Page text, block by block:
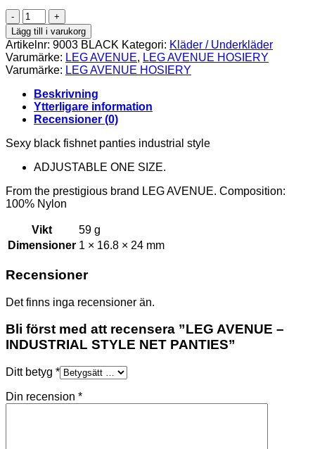
LEG
AVENUE
-
INDUSTRIAL
STYLE
NET
PANTIES
mängd
Lägg till i varukorg
Artikelnr: 9003 BLACK Kategori: Kläder / Underkläder
Varumärke: LEG AVENUE, LEG AVENUE HOSIERY
Varumärke: LEG AVENUE HOSIERY
Beskrivning
Ytterligare information
Recensioner (0)
Sexy black fishnet panties industrial style
ADJUSTABLE ONE SIZE.
From the prestigious brand LEG AVENUE. Composition:
100% Nylon
Vikt
59 g
Dimensioner 1 × 16.8 × 24 mm
Recensioner
Det finns inga recensioner än.
Bli först med att recensera ”LEG AVENUE –
INDUSTRIAL STYLE NET PANTIES”
Ditt betyg *
Din recension *